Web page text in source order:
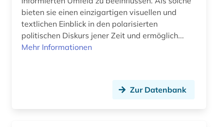
putin, vladimir vladimirovič | politiker;
staatspräsident (2)
putsch (1)
bieten sie einen einzigartigen visuellen und
textlichen Einblick in den polarisierten
politischen Diskurs jener Zeit und ermöglich...
Mehr Informationen
Zur Datenbank